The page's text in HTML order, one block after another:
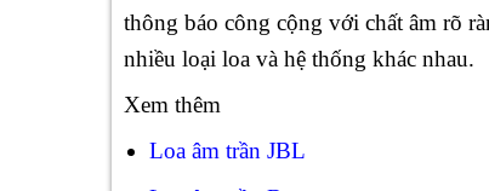
thông báo công cộng với chất âm rõ
nhiều loại loa và hệ thống khác nhau.
Xem thêm
Loa âm trần JBL